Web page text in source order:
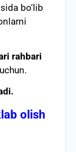
bo‘lib
rahbari
olish